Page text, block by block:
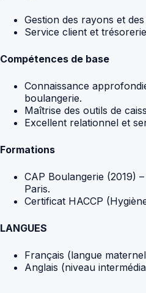
Gestion des rayons et
Service client et
Compétences de base
Connaissance
boulangerie.
Maîtrise des outils de
Excellent relationnel et
Formations
CAP Boulangerie (2019)
Paris.
Certificat HACCP
LANGUES
Français (langue
Anglais (niveau